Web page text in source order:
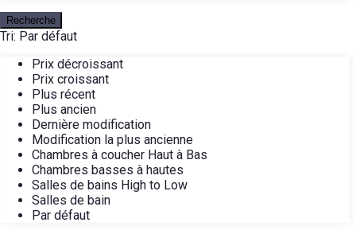
Recherche
Tri: Par défaut
Prix décroissant
Prix croissant
Plus récent
Plus ancien
Dernière modification
Modification la plus ancienne
Chambres à coucher Haut à Bas
Chambres basses à hautes
Salles de bains High to Low
Salles de bain
Par défaut